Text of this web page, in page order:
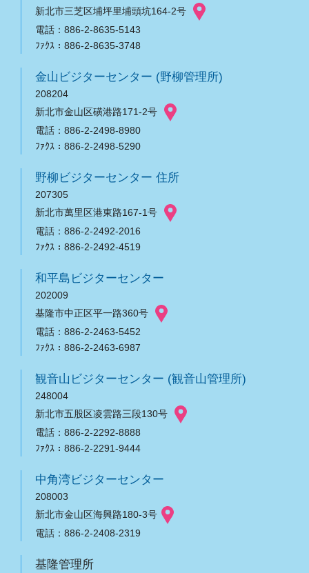
新北市三芝区埔坪里埔頭坑164-2号
電話：886-2-8635-5143
ﾌｧｸｽ：886-2-8635-3748
金山ビジターセンター (野柳管理所)
208204
新北市金山区磺港路171-2号
電話：886-2-2498-8980
ﾌｧｸｽ：886-2-2498-5290
野柳ビジターセンター 住所
207305
新北市萬里区港東路167-1号
電話：886-2-2492-2016
ﾌｧｸｽ：886-2-2492-4519
和平島ビジターセンター
202009
基隆市中正区平一路360号
電話：886-2-2463-5452
ﾌｧｸｽ：886-2-2463-6987
観音山ビジターセンター (観音山管理所)
248004
新北市五股区凌雲路三段130号
電話：886-2-2292-8888
ﾌｧｸｽ：886-2-2291-9444
中角湾ビジターセンター
208003
新北市金山区海興路180-3号
電話：886-2-2408-2319
基隆管理所